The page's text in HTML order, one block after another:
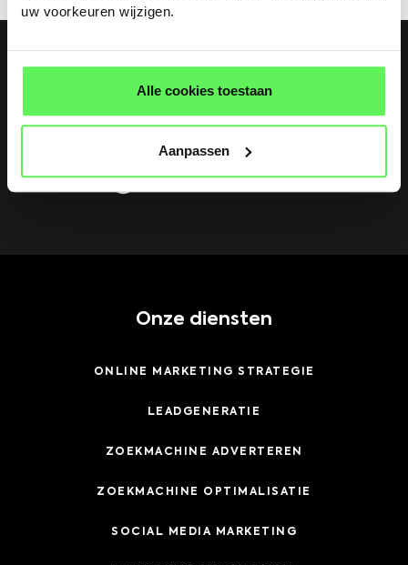
uw voorkeuren wijzigen.
Alle cookies toestaan
Aanpassen
MAIL ONS
info@weboostbrands.nl
Onze diensten
ONLINE MARKETING STRATEGIE
LEADGENERATIE
ZOEKMACHINE ADVERTEREN
ZOEKMACHINE OPTIMALISATIE
SOCIAL MEDIA MARKETING